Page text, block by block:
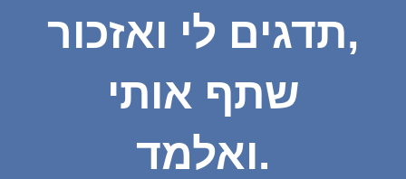
תדגים לי ואזכור,
שתף אותי
ואלמד.